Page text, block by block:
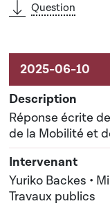
Question
Réponse écrite
de la Mobilité et
Yuriko Backes •
Travaux publics